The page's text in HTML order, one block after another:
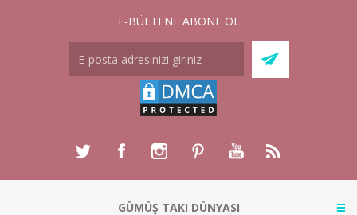
E-BÜLTENE ABONE OL
GÜMÜŞ TAKI DÜNYASI